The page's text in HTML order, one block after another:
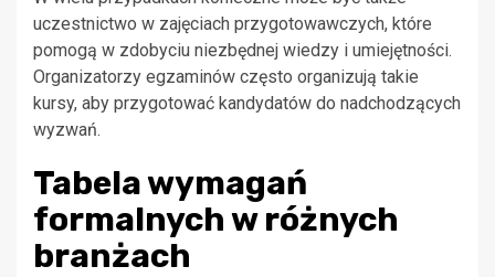
uczestnictwo w zajęciach przygotowawczych, które
pomogą w zdobyciu niezbędnej wiedzy i umiejętności.
Organizatorzy egzaminów często organizują takie
kursy, aby przygotować kandydatów do nadchodzących
wyzwań.
Tabela wymagań
formalnych w różnych
branżach